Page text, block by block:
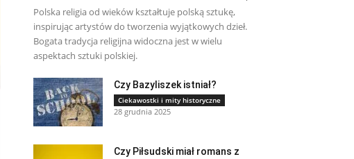
Polska religia od wieków kształtuje polską sztukę,
inspirując artystów do tworzenia wyjątkowych dzieł.
Bogata tradycja religijna widoczna jest w wielu
aspektach sztuki polskiej.
Czy Bazyliszek istniał?
Ciekawostki i mity historyczne
28 grudnia 2025
Czy Piłsudski miał romans z